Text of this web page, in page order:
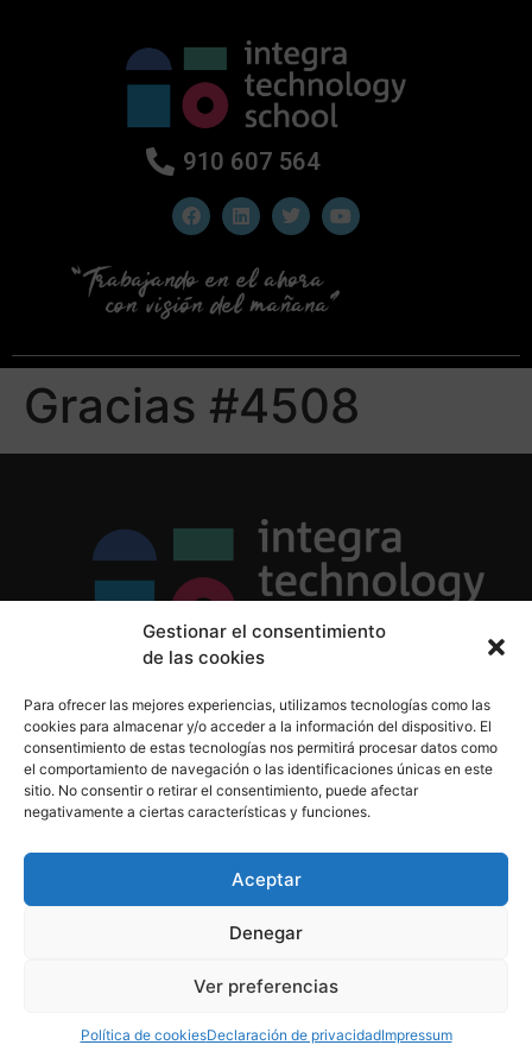
Gestionar el consentimiento
de las cookies
Para ofrecer las mejores experiencias, utilizamos tecnologías como las
cookies para almacenar y/o acceder a la información del dispositivo. El
consentimiento de estas tecnologías nos permitirá procesar datos como
el comportamiento de navegación o las identificaciones únicas en este
sitio. No consentir o retirar el consentimiento, puede afectar
negativamente a ciertas características y funciones.
Aceptar
Denegar
Ver preferencias
Política de cookiesDeclaración de privacidadImpressum
910 607 564
Gracias #4508
Política de Cookies
Aviso Legal
910 607 564
derechos reservados